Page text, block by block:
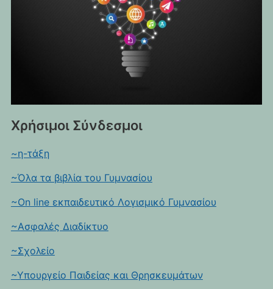
Χρήσιμοι Σύνδεσμοι
~η-τάξη
~Όλα τα βιβλία του Γυμνασίου
~On line εκπαιδευτικό Λογισμικό Γυμνασίου
~Ασφαλές Διαδίκτυο
~Σχολείο
~Υπουργείο Παιδείας και Θρησκευμάτων